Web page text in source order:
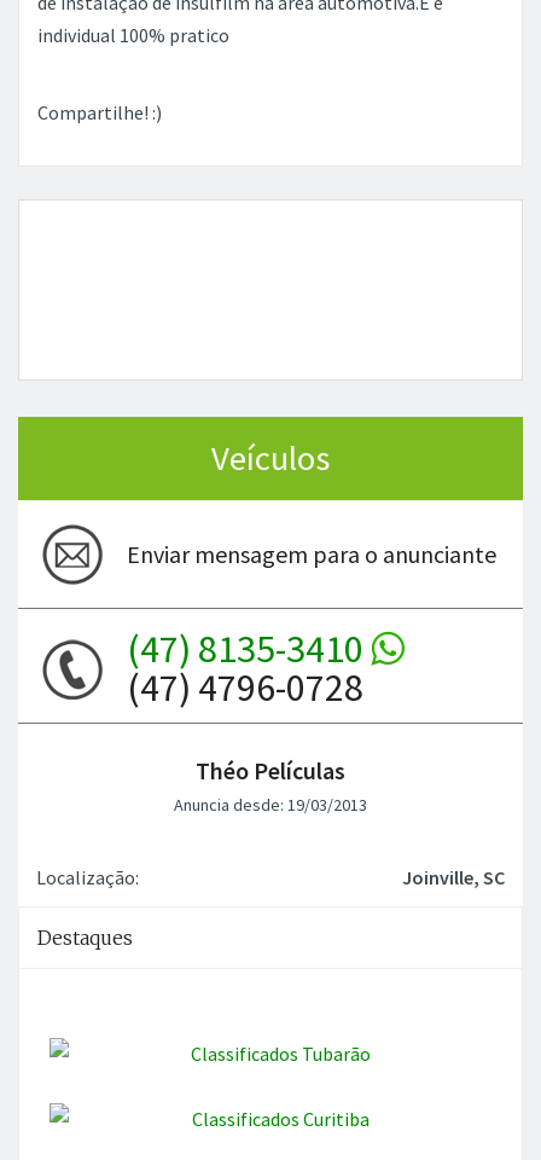
individual 100% pratico
Compartilhe! :)
Veículos
Enviar mensagem para o anunciante
(47) 8135-3410
(47) 4796-0728
Théo Películas
Anuncia desde: 19/03/2013
Localização: Joinville, SC
Destaques